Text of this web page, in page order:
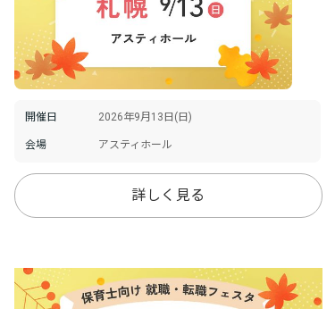
開催日 2026年9月13日(日)
会場 アスティホール
詳しく見る